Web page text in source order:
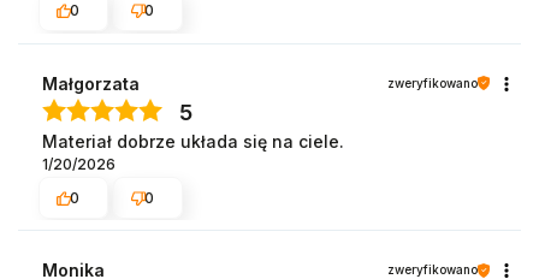
0
0
Małgorzata zweryfikowano
5
Materiał dobrze układa się na ciele.
1/20/2026
0
0
Monika zweryfikowano